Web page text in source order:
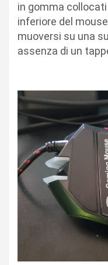
in gomma
inferiore del
muoversi su una
assenza di un